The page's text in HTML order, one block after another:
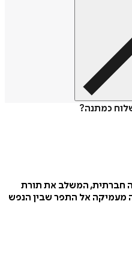
כמתנה?
חברתית, המשלב את תורת
מעמיקה אל התפר שבין הנפש